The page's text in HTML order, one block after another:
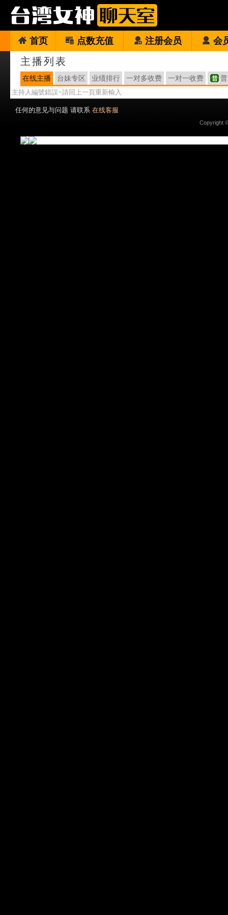
首页 点数充值 注册会员 会
主播列表
在线主播 台妹专区 业绩排行 一对多收费 一对一收费
主持人編號錯誤~請回上一頁重新輸入
任何的意见与问题 请联系 在线客服
Copyright